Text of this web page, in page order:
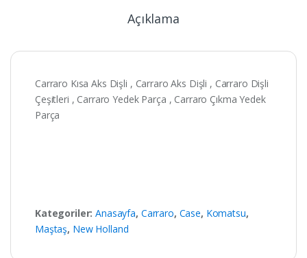
Açıklama
Carraro Kısa Aks Dişli , Carraro Aks Dişli , Carraro Dişli
Çeşitleri , Carraro Yedek Parça , Carraro Çıkma Yedek
Parça
Kategoriler:Anasayfa, Carraro, Case, Komatsu,
Maştaş, New Holland